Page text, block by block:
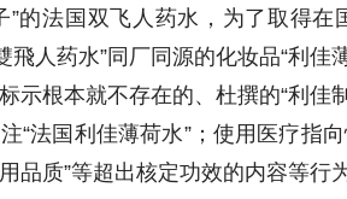
”的法国双飞人药水，为了取得
飛人药水”同厂同源的化妆品“利
示根本就不存在的、杜撰的“利
“法国利佳薄荷水”；使用医疗指
用品质”等超出核定功效的内容等